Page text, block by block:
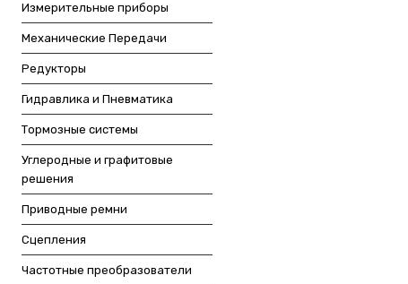
Измерительные приборы
Механические Передачи
Редукторы
Гидравлика и Пневматика
Тормозные системы
Углеродные и графитовые
решения
Приводные ремни
Сцепления
Частотные преобразователи